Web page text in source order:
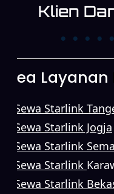
Klien
Area
Sewa Starlink
Sewa Starlink Jogja
Sewa Starlink
Sewa Starlink
Sewa Starlink